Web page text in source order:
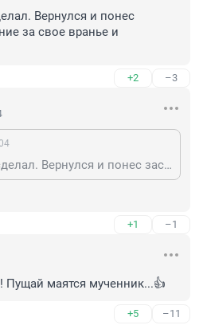
Вернулся и понес
за свое вранье и
+2 –3
Все правильно он сделал. Вернулся и понес заслуженное наказание за свое вранье и мошенничество )
+1 –1
Пущай маятся мученник...👍
+5 –11